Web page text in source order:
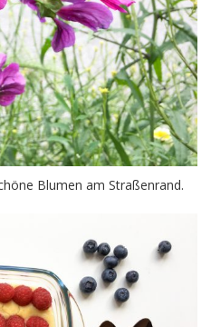
Blumen am Straßenrand.